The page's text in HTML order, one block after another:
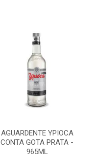
AGUARDENTE YPIOCA
CONTA GOTA PRATA -
965ML